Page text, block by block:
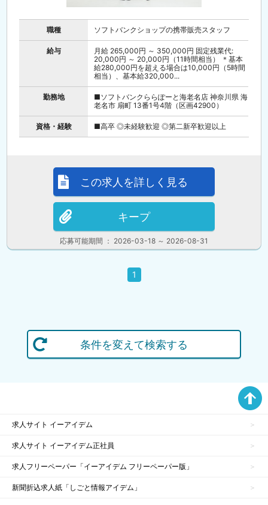
職種 ソフトバンクショップの携帯販売スタッフ
給与
月給 265,000円 ～ 350,000円 固定残業代:
20,000円 ～ 20,000円（11時間相当） ＊基本
給280,000円を超える場合は10,000円（5時間
相当）、基本給320,000...
勤務地
■ソフトバンクららぽーと海老名店 神奈川県 海
老名市 扇町 13番1号4階（区画42900）
資格・経験 ■高卒 ◎未経験歓迎 ◎第二新卒歓迎以上
応募可能期間 ： 2026-03-18 ～ 2026-08-31
この求人を詳しく見る
キープ
1
条件を変えて検索する
求人サイト イーアイデム
求人サイト イーアイデム正社員
求人フリーペーパー「イーアイデム フリーペーパー版」
新聞折込求人紙「しごと情報アイデム」